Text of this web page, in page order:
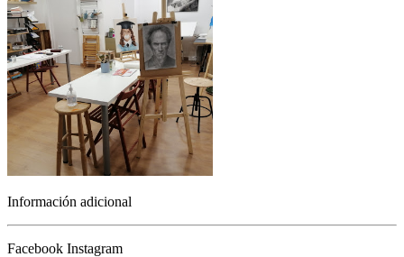
Información adicional
Facebook Instagram